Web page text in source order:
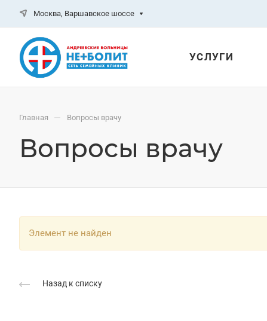
Москва, Варшавское шоссе
УСЛУГИ
Главная — Вопросы врачу
Вопросы врачу
Элемент не найден
Назад к списку